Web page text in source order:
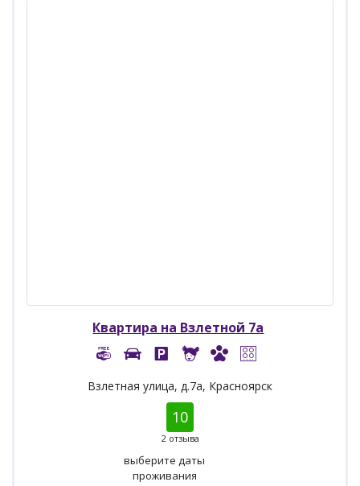
Квартира на Взлетной 7а
Взлетная улица, д.7а, Красноярск
10
2 отзыва
выберите даты
проживания